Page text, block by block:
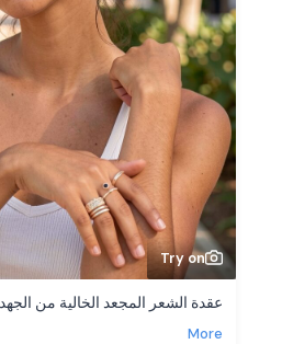
Try on
عقدة الشعر المجعد الخالية من الجهد
More